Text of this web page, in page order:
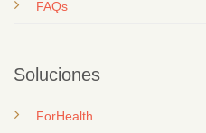
FAQs
Soluciones
ForHealth